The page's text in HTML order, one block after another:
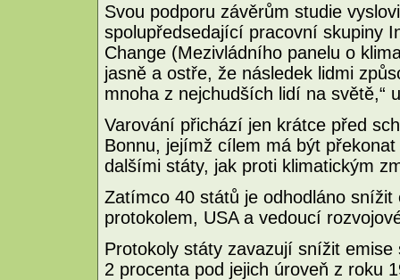
Svou podporu závěrům studie
spolupředsedající pracovní skupiny
Change (Mezivládního panelu o
jasně a ostře, že následek lidmi
mnoha z nejchudších lidí na světě,“
Varování přichází jen krátce před
Bonnu, jejímž cílem má být
dalšími státy, jak proti klimatickým
Zatímco 40 států je odhodláno
protokolem, USA a vedoucí
Protokoly státy zavazují snížit
2 procenta pod jejich úroveň z roku